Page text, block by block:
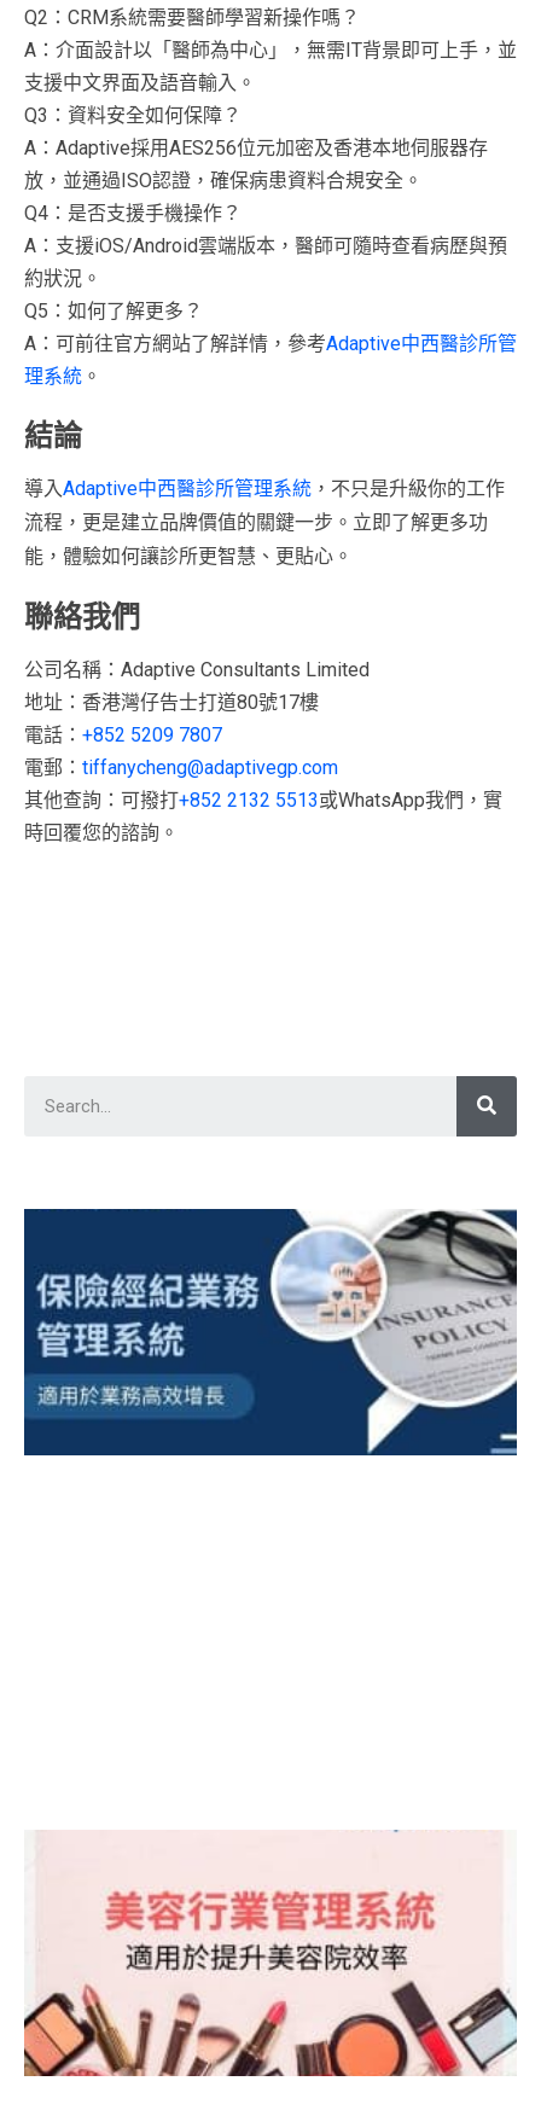
Q2：CRM系統需要醫師學習新操作嗎？
A：介面設計以「醫師為中心」，無需IT背景即可上手，並
支援中文界面及語音輸入。
Q3：資料安全如何保障？
A：Adaptive採用AES256位元加密及香港本地伺服器存
放，並通過ISO認證，確保病患資料合規安全。
Q4：是否支援手機操作？
A：支援iOS/Android雲端版本，醫師可隨時查看病歷與預
約狀況。
Q5：如何了解更多？
A：可前往官方網站了解詳情，參考Adaptive中西醫診所管
理系統 。
結論
導入Adaptive中西醫診所管理系統 ，不只是升級你的工作
流程，更是建立品牌價值的關鍵一步。立即了解更多功
能，體驗如何讓診所更智慧、更貼心。
聯絡我們
公司名稱：Adaptive Consultants Limited
地址：香港灣仔告士打道80號17樓
電話： +852 5209 7807
電郵： tiffanycheng@adaptivegp.com
其他查詢：可撥打+852 2132 5513或WhatsApp我們，實
時回覆您的諮詢。